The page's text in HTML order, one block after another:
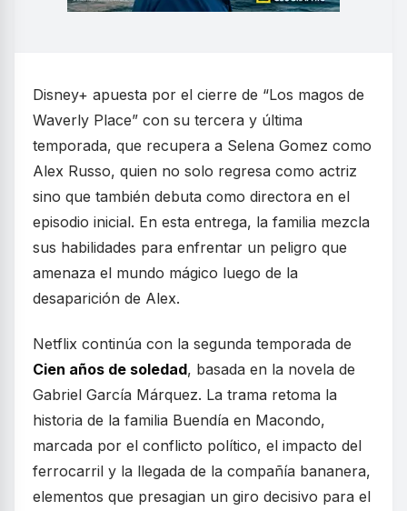
Disney+ apuesta por el cierre de “Los magos de
Waverly Place” con su tercera y última
temporada, que recupera a Selena Gomez como
Alex Russo, quien no solo regresa como actriz
sino que también debuta como directora en el
episodio inicial. En esta entrega, la familia mezcla
sus habilidades para enfrentar un peligro que
amenaza el mundo mágico luego de la
desaparición de Alex.
Netflix continúa con la segunda temporada de
Cien años de soledad, basada en la novela de
Gabriel García Márquez. La trama retoma la
historia de la familia Buendía en Macondo,
marcada por el conflicto político, el impacto del
ferrocarril y la llegada de la compañía bananera,
elementos que presagian un giro decisivo para el